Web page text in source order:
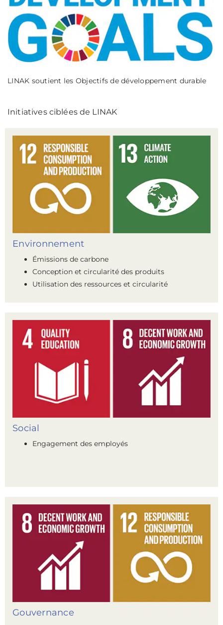
LINAK soutient les Objectifs de développement durable
Initiatives ciblées de LINAK
Environnement
Émissions de carbone
Conception et circularité des produits
Utilisation des ressources et circularité
Social
Engagement des employés
Gouvernance